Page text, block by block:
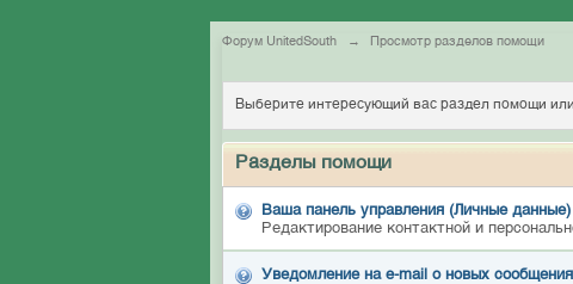
Форум UnitedSouth → Просмотр разделов помощи
Выберите интересующий вас раздел помощи
Разделы помощи
Ваша панель управления (Личные данные)
Редактирование контактной и
Уведомление на e-mail о новых